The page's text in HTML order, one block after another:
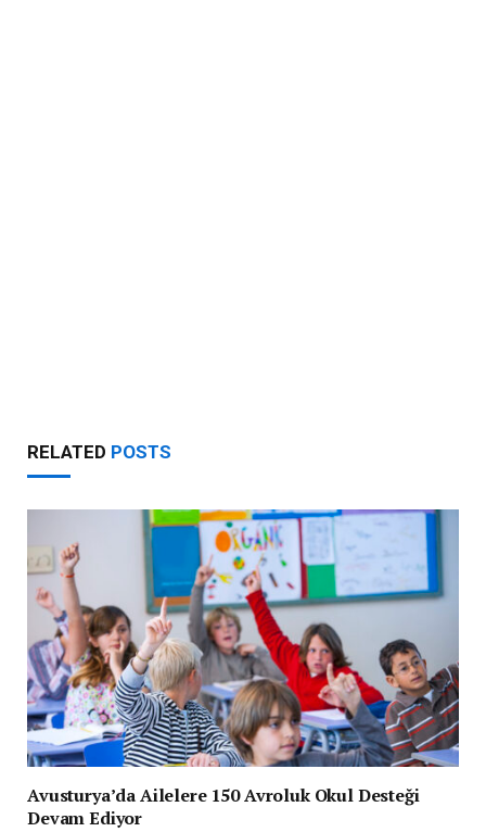
RELATED POSTS
Avusturya’da Ailelere 150 Avroluk Okul Desteği
Devam Ediyor